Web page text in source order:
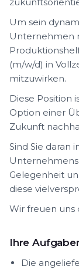
Um sein
Unternehmen
(m/w/d) in
mitzuwirken.
Diese Position
Option einer
Zukunft
Sind Sie daran
Gelegenheit
diese
Wir freuen uns
Ihre
Die